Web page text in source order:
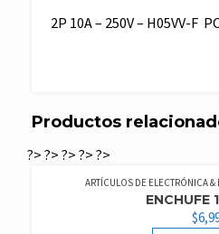
2P 10A – 250V – H05VV-F
Productos
?>
ARTÍCULOS DE ELECTRÓNICA &
ENCHUFE
$
?> ?> ?> ?>